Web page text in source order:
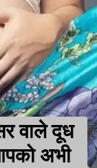
वाले दूध
अभी